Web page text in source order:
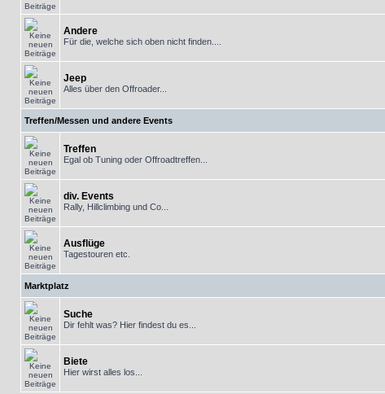
Andere
Für die, welche sich oben nicht finden....
Jeep
Alles über den Offroader...
Treffen/Messen und andere Events
Treffen
Egal ob Tuning oder Offroadtreffen...
div. Events
Rally, Hillclimbing und Co...
Ausflüge
Tagestouren etc.
Marktplatz
Suche
Dir fehlt was? Hier findest du es...
Biete
Hier wirst alles los...